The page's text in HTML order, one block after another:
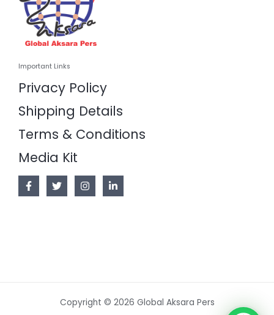
Important Links
Privacy Policy
Shipping Details
Terms & Conditions
Media Kit
Copyright © 2026 Global Aksara Pers